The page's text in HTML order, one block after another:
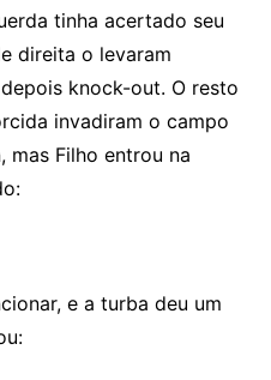
tinha acertado seu
direita o levaram
knock-out. O resto
invadiram o campo
Filho entrou na
e a turba deu um